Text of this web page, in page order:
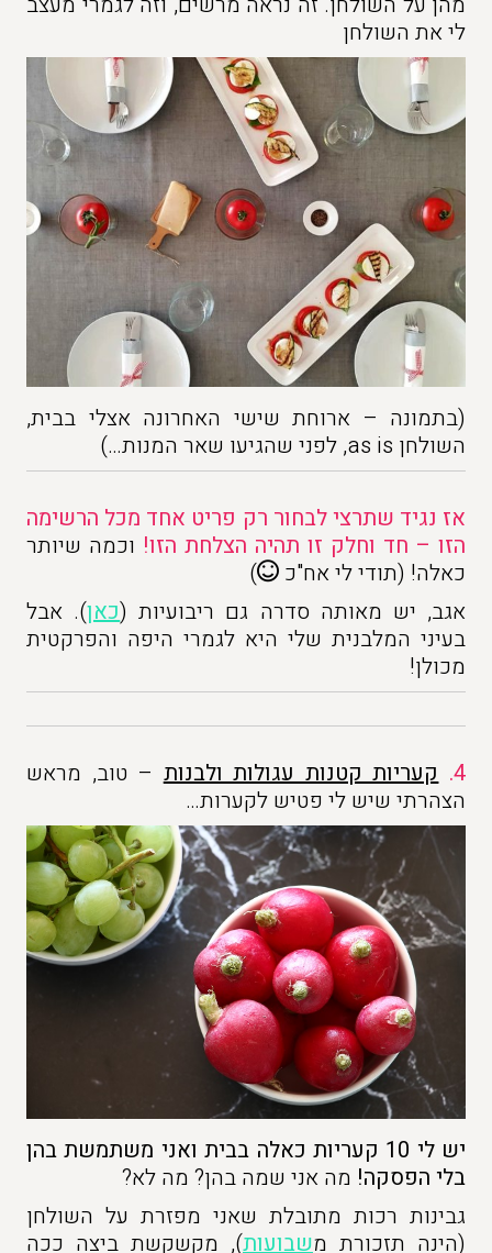
לי את השולחן
(בתמונה – ארוחת שישי האחרונה אצלי בבית,
השולחן as is, לפני שהגיעו שאר המנות…)
אז נגיד שתרצי לבחור רק פריט אחד מכל הרשימה
הזו – חד וחלק זו תהיה הצלחת הזו! וכמה שיותר
כאלה! (תודי לי אח"כ
)
אגב, יש מאותה סדרה גם ריבועיות (כאן). אבל
בעיני המלבנית שלי היא לגמרי היפה והפרקטית
מכולן!
4. קעריות קטנות עגולות ולבנות– טוב, מראש
הצהרתי שיש לי פטיש לקערות…
יש לי 10 קעריות כאלה בבית ואני משתמשת בהן
בלי הפסקה! מה אני שמה בהן? מה לא?
גבינות רכות מתובלת שאני מפזרת על השולחן
(הינה תזכורת משבועות), מקשקשת ביצה ככה